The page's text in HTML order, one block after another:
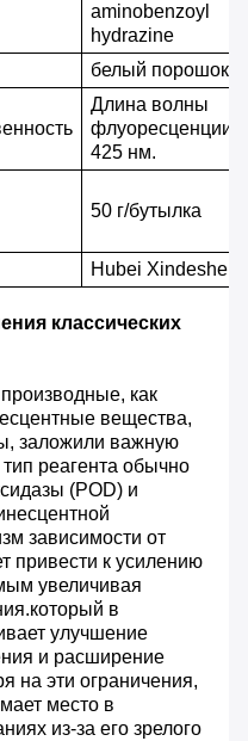
aminobenzoyl
hydrazine
белый порошок
Длина волны
флуоресценции
425 нм.
50 г/бутылка
Hubei
классических
как
вещества,
заложили важную
реагента обычно
(POD) и
зависимости от
привести к усилению
увеличивая
в
улучшение
и расширение
на эти ограничения,
место в
из-за его зрелого